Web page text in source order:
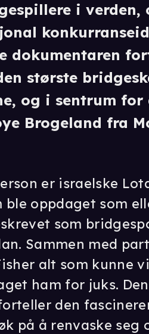
i verden,
dokumentaren
største
og i sentrum for
Brogeland fra
er israelske
ble oppdaget som
som
Sammen med
alt som kunne
ham for juks.
den
på å renvaske seg